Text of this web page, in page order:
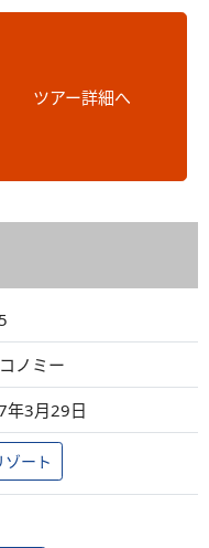
ツアー詳細へ
ノミー
年3月29日
ート